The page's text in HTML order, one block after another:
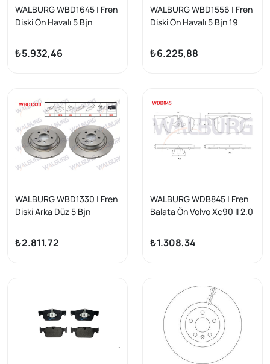
WALBURG WBD1645 | Fren
Diski Ön Havalı 5 Bjn
Xc60 I 2008-2017 | 2 Adet
₺5.932,46
WALBURG WBD1556 | Fren
Diski Ön Havalı 5 Bjn 19
Volvo Xc60 D3-D4-D5-2.4
D 2008-| 2 Adet
₺6.225,88
WALBURG WBD1330 | Fren
Diski Arka Düz 5 Bjn
2.0 T3-4-5-2.0D3-2.0T D5
16 Jant 4X2 (Elk.El Frenı)
2007-| 2 Adet
₺2.811,72
WALBURG WDB845 | Fren
Balata Ön Volvo Xc90 II 2.0
Hybrıd 2015-/ S90 II 2.0 D5
2016-/ V90 II 2.0 D5
₺1.308,34